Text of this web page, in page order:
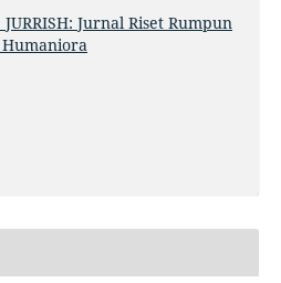
Jurnal Riset Rumpun